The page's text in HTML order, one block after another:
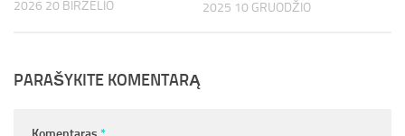
2026 20 BIRŽELIO 2025 10 GRUODŽIO
PARAŠYKITE KOMENTARĄ